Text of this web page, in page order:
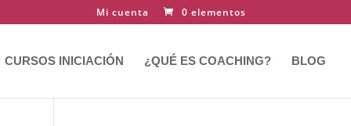
Mi cuenta 0 elementos
CURSOS INICIACIÓN ¿QUÉ ES COACHING? BLOG